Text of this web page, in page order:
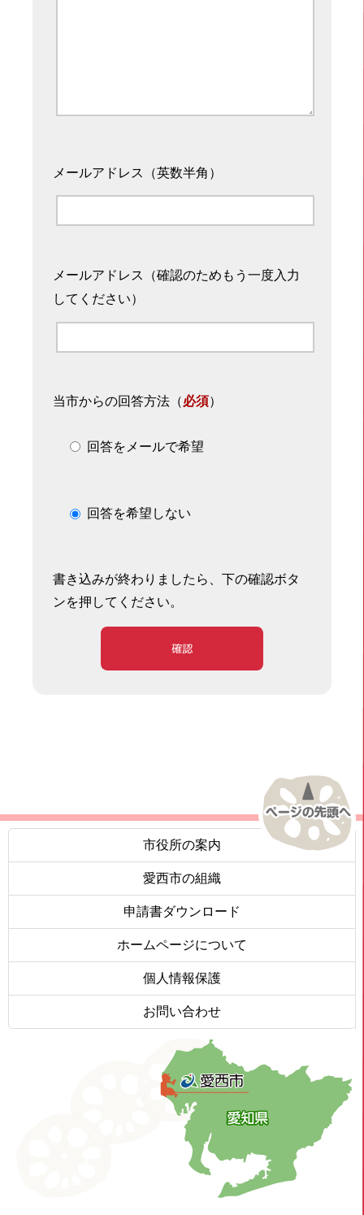
メールアドレス（英数半角）
メールアドレス（確認のためもう一度入力
してください）
当市からの回答方法 （必須）
回答をメールで希望
回答を希望しない
書き込みが終わりましたら、下の確認ボタ
ンを押してください。
確認
市役所の案内
愛西市の組織
申請書ダウンロード
ホームページについて
個人情報保護
お問い合わせ